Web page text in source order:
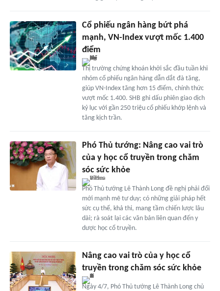
Cổ phiếu ngân hàng bứt phá
mạnh, VN-Index vượt mốc 1.400
điểm
Thị trường chứng khoán khởi sắc đầu tuần khi
nhóm cổ phiếu ngân hàng dẫn dắt đà tăng,
giúp VN-Index tăng hơn 15 điểm, chính thức
vượt mốc 1.400. SHB ghi dấu phiên giao dịch
kỷ lục với gần 250 triệu cổ phiếu khớp lệnh và
tăng kịch trần.
Phó Thủ tướng: Nâng cao vai trò
của y học cổ truyền trong chăm
sóc sức khỏe
Phó Thủ tướng Lê Thành Long đề nghị phải đổi
mới mạnh mẽ tư duy; có những giải pháp hết
sức cụ thể, khả thi, mang tầm chiến lược lâu
dài; rà soát lại các văn bản liên quan đến y
dược học cổ truyền.
Nâng cao vai trò của y học cổ
truyền trong chăm sóc sức khỏe
Ngày 4/7, Phó Thủ tướng Lê Thành Long chủ